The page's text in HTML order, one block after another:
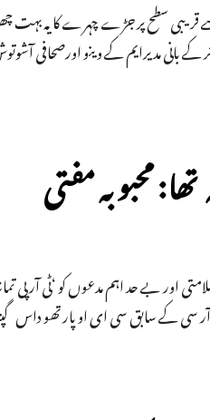
قریبی سطح پر جڑے چہرے کا یہ بہت
بانی مدیرایم کے وینو اورصحافی
محبوبہ مفتی
اور بے حد اہم مدعوں کو ‘ٹی آر پی
سی کے سابق سی ای او پارتھو داس